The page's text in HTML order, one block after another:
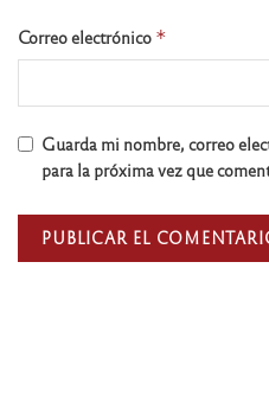
Correo electrónico *
Guarda mi nombre, correo
para la próxima vez que